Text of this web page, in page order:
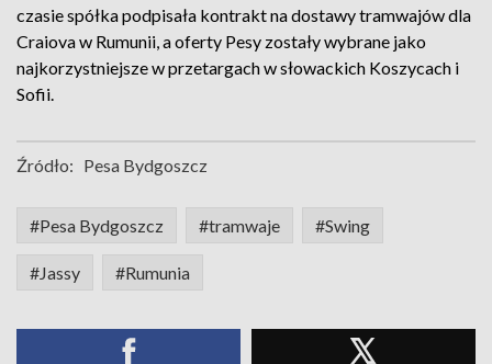
czasie spółka podpisała kontrakt na dostawy tramwajów dla
Craiova w Rumunii, a oferty Pesy zostały wybrane jako
najkorzystniejsze w przetargach w słowackich Koszycach i
Sofii.
Źródło: Pesa Bydgoszcz
#Pesa Bydgoszcz #tramwaje #Swing
#Jassy #Rumunia